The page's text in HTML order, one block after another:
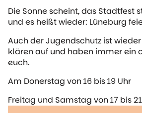
Die Sonne scheint, das Stadtfest
und es heißt wieder: Lüneburg
Auch der Jugendschutz ist
klären auf und haben immer ein
euch.
Am Donerstag von 16 bis 19 Uhr
Freitag und Samstag von 17 bis